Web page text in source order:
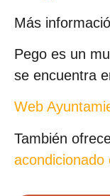
Más
Pego es un
se encuentra
Web
También
acondicionado